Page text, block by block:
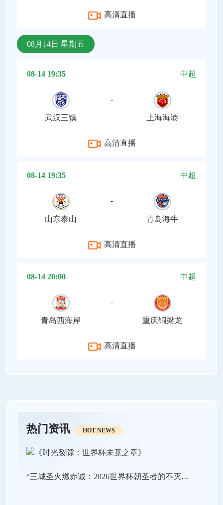
高清直播
08月14日 星期五
08-14 19:35 中超
武汉三镇
-
上海海港
高清直播
08-14 19:35 中超
山东泰山
-
青岛海牛
高清直播
08-14 20:00 中超
青岛西海岸
-
重庆铜梁龙
高清直播
热门资讯 HOT NEWS
“三城圣火燃赤诚：2026世界杯朝圣者的不灭之路”